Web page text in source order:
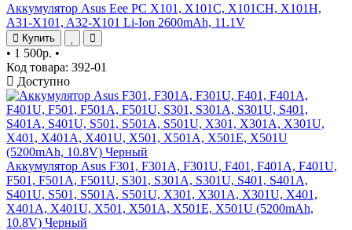
Аккумулятор Asus Eee PC X101, X101C, X101CH, X101H,
A31-X101, A32-X101 Li-Ion 2600mAh, 11.1V
Купить
• 1 500р. •
Код товара: 392-01
Доступно
Аккумулятор Asus F301, F301A, F301U, F401, F401A, F401U,
F501, F501A, F501U, S301, S301A, S301U, S401, S401A,
S401U, S501, S501A, S501U, X301, X301A, X301U, X401,
X401A, X401U, X501, X501A, X501E, X501U (5200mAh,
10.8V) Черный